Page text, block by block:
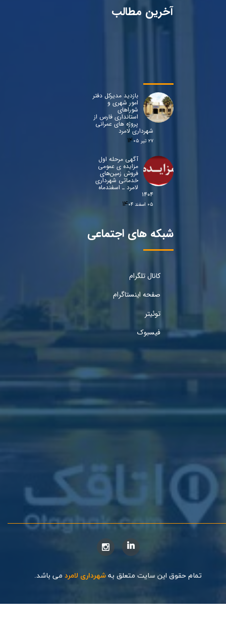
آخرین مطالب
بازدید مدیرکل دفتر
امور شهری و
شوراهای
استانداری فارس از
پروژه های عمرانی
شهرداری لامرد
۲۷ تیر ۰۵
آگهی مرحله اول
مزایده ی عمومی
فروش زمین‌های
خدماتی شهرداری
لامرد ـ اسفندماه
۱۴۰۴
۰۵ اسفند ۰۴
شبکه های اجتماعی
کانال تلگرام
صفحه اینستاگرام
توئیتر
فیسبوک
تمام حقوق این سایت متعلق به شهرداری لامرد می باشد.